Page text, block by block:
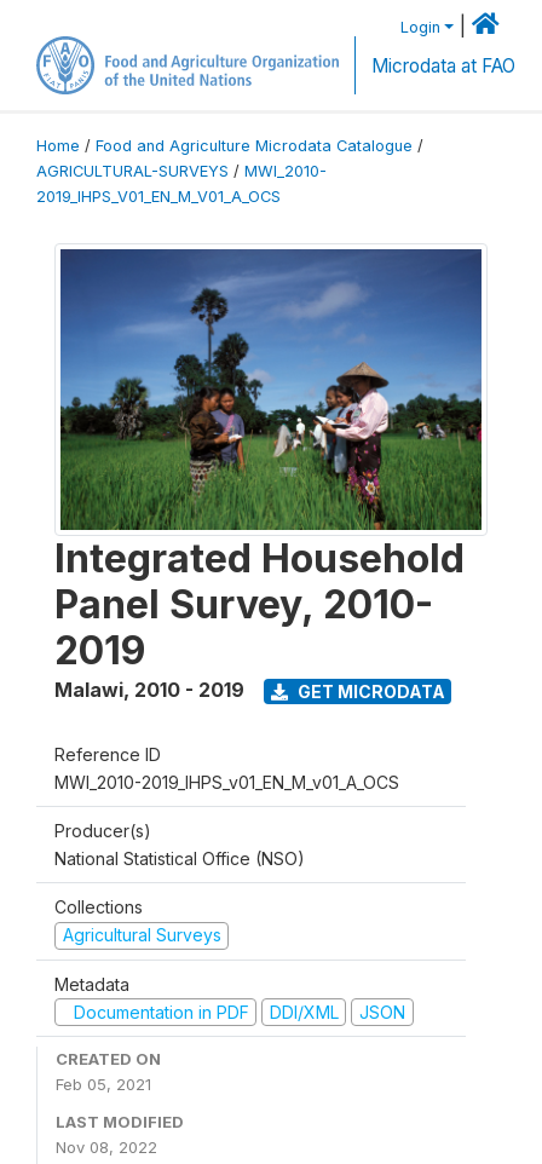
Login
Microdata at FAO
Home / Food and Agriculture Microdata Catalogue /
AGRICULTURAL-SURVEYS / MWI_2010-
2019_IHPS_V01_EN_M_V01_A_OCS
Integrated Household
Panel Survey, 2010-
2019
Malawi, 2010 - 2019 GET MICRODATA
Reference ID
MWI_2010-2019_IHPS_v01_EN_M_v01_A_OCS
Producer(s)
National Statistical Office (NSO)
Collections
Agricultural Surveys
Metadata
Documentation in PDF
DDI/XML JSON
CREATED ON
Feb 05, 2021
LAST MODIFIED
Nov 08, 2022